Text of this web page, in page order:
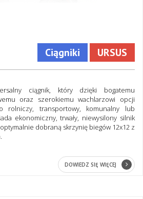
Ciągniki URSUS
ciągnik, który dzięki bogatemu
oraz szerokiemu wachlarzowi opcji
rolniczy, transportowy, komunalny lub
ekonomiczny, trwały, niewysilony silnik
dobraną skrzynię biegów 12x12 z
DOWIEDZ SIĘ WIĘCEJ